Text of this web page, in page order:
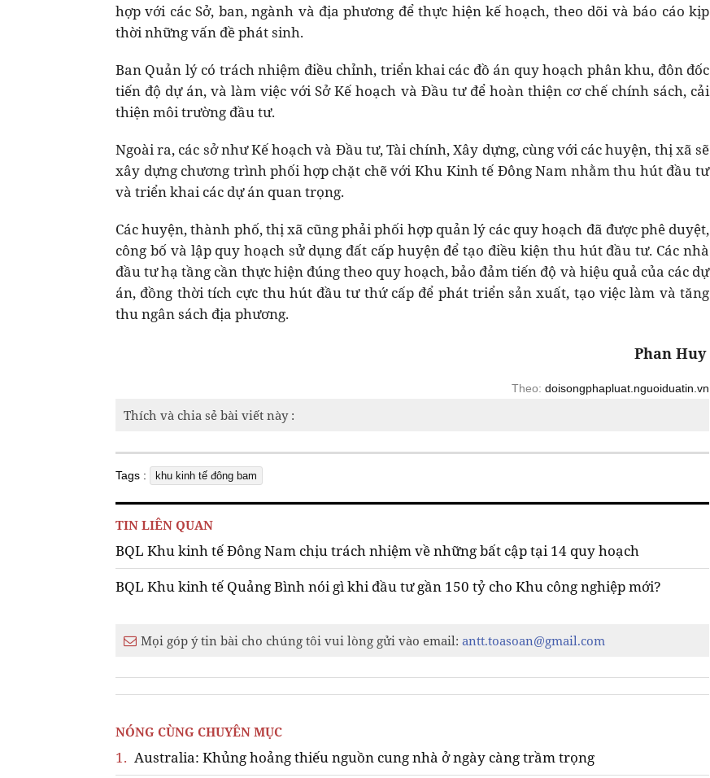
hợp với các Sở, ban, ngành và địa phương để thực hiện kế hoạch, theo dõi và báo cáo kịp
thời những vấn đề phát sinh.
Ban Quản lý có trách nhiệm điều chỉnh, triển khai các đồ án quy hoạch phân khu, đôn đốc
tiến độ dự án, và làm việc với Sở Kế hoạch và Đầu tư để hoàn thiện cơ chế chính sách, cải
thiện môi trường đầu tư.
Ngoài ra, các sở như Kế hoạch và Đầu tư, Tài chính, Xây dựng, cùng với các huyện, thị xã sẽ
xây dựng chương trình phối hợp chặt chẽ với Khu Kinh tế Đông Nam nhằm thu hút đầu tư
và triển khai các dự án quan trọng.
Các huyện, thành phố, thị xã cũng phải phối hợp quản lý các quy hoạch đã được phê duyệt,
công bố và lập quy hoạch sử dụng đất cấp huyện để tạo điều kiện thu hút đầu tư. Các nhà
đầu tư hạ tầng cần thực hiện đúng theo quy hoạch, bảo đảm tiến độ và hiệu quả của các dự
án, đồng thời tích cực thu hút đầu tư thứ cấp để phát triển sản xuất, tạo việc làm và tăng
thu ngân sách địa phương.
Phan Huy
Theo: doisongphapluat.nguoiduatin.vn
Thích và chia sẻ bài viết này :
Tags : khu kinh tế đông bam
TIN LIÊN QUAN
BQL Khu kinh tế Đông Nam chịu trách nhiệm về những bất cập tại 14 quy hoạch
BQL Khu kinh tế Quảng Bình nói gì khi đầu tư gần 150 tỷ cho Khu công nghiệp mới?
Mọi góp ý tin bài cho chúng tôi vui lòng gửi vào email: antt.toasoan@gmail.com
NÓNG CÙNG CHUYÊN MỤC
1. Australia: Khủng hoảng thiếu nguồn cung nhà ở ngày càng trầm trọng